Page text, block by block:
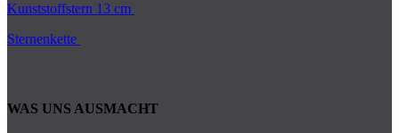
Kunststoffstern 13 cm
Sternenkette
WAS UNS AUSMACHT